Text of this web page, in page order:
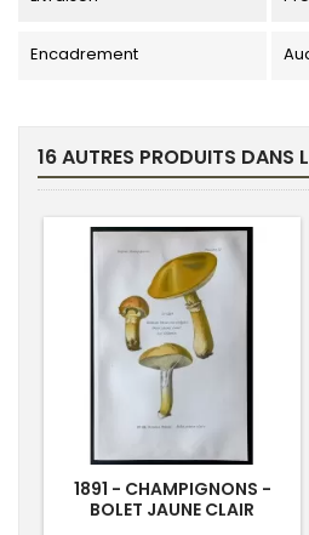
Encadrement
16 AUTRES PRODUITS DANS
1891 - CHAMPIGNONS -
BOLET JAUNE CLAIR